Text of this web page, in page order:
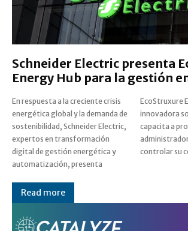
Schneider Electric presenta
Energy Hub para la gestión
En respuesta a la creciente crisis
energética global y la demanda de
sostenibilidad, Schneider Electric,
expertos en transformación
digital de gestión energética y
automatización, presenta
EcoStruxure Energy Hub. Esta
innovadora solución de software
capacita a propietarios y
administradores de edificios para
controlar su
Read more